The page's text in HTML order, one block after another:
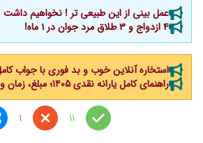
عمل بینی از این طبیعی تر ! نخواهیم داشت
4 ازدواج و 3 طلاق مرد جوان در 1 ماه!
استخاره آنلاین خوب و بد فوری با جواب
راهنمای کامل یارانه نقدی ۱۴۰۵؛ مبلغ، زمان واریز، دهک‌بندی
11
1